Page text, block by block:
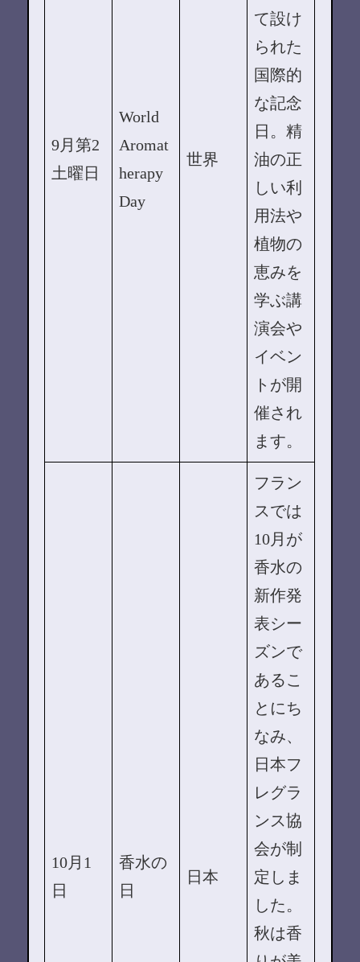
9月第2
土曜日
World
Aromat
herapy
Day
世界
て設け
られた
国際的
な記念
日。精
油の正
しい利
用法や
植物の
恵みを
学ぶ講
演会や
イベン
トが開
催され
ます。
10月1
日
香水の
日
日本
フラン
スでは
10月が
香水の
新作発
表シー
ズンで
あるこ
とにち
なみ、
日本フ
レグラ
ンス協
会が制
定しま
した。
秋は香